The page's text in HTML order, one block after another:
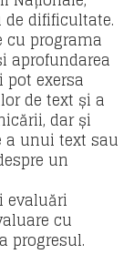
difificultate.
cu programa
aprofundarea
exersa
de text și a
dar și
a unui text sau
un
evaluări
cu
progresul.